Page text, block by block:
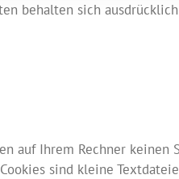
behalten sich
Ihrem Rechner keinen
sind kleine